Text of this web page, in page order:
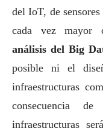
del IoT, de
cada vez mayor
análisis del Big
posible ni el
infraestructuras
consecuencia
infraestructuras